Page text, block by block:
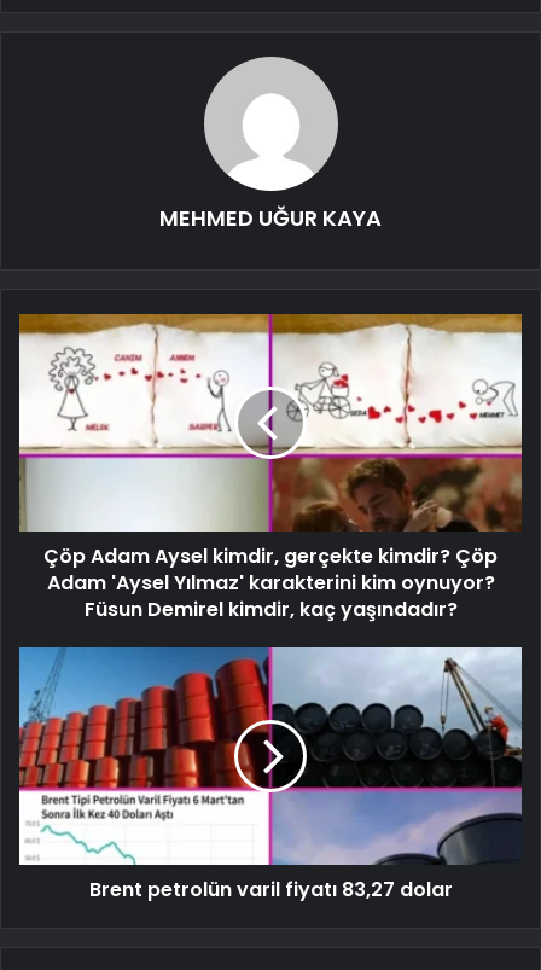
MEHMED UĞUR KAYA
Çöp Adam Aysel kimdir, gerçekte kimdir? Çöp
Adam 'Aysel Yılmaz' karakterini kim oynuyor?
Füsun Demirel kimdir, kaç yaşındadır?
Brent petrolün varil fiyatı 83,27 dolar